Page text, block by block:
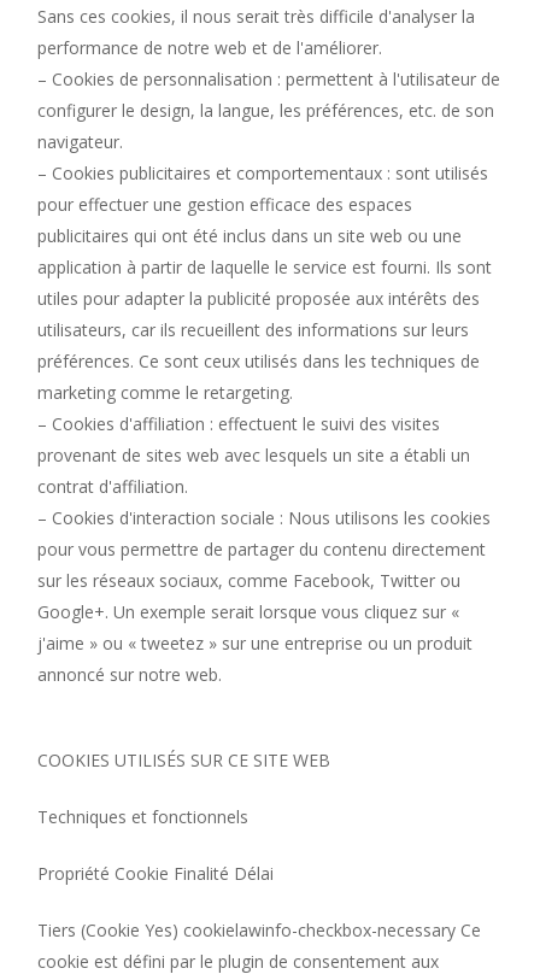
Sans ces cookies, il nous serait très difficile d'analyser la
performance de notre web et de l'améliorer.
– Cookies de personnalisation : permettent à l'utilisateur de
configurer le design, la langue, les préférences, etc. de son
navigateur.
– Cookies publicitaires et comportementaux : sont utilisés
pour effectuer une gestion efficace des espaces
publicitaires qui ont été inclus dans un site web ou une
application à partir de laquelle le service est fourni. Ils sont
utiles pour adapter la publicité proposée aux intérêts des
utilisateurs, car ils recueillent des informations sur leurs
préférences. Ce sont ceux utilisés dans les techniques de
marketing comme le retargeting.
– Cookies d'affiliation : effectuent le suivi des visites
provenant de sites web avec lesquels un site a établi un
contrat d'affiliation.
– Cookies d'interaction sociale : Nous utilisons les cookies
pour vous permettre de partager du contenu directement
sur les réseaux sociaux, comme Facebook, Twitter ou
Google+. Un exemple serait lorsque vous cliquez sur «
j'aime » ou « tweetez » sur une entreprise ou un produit
annoncé sur notre web.
COOKIES UTILISÉS SUR CE SITE WEB
Techniques et fonctionnels
Propriété Cookie Finalité Délai
Tiers (Cookie Yes) cookielawinfo-checkbox-necessary Ce
cookie est défini par le plugin de consentement aux